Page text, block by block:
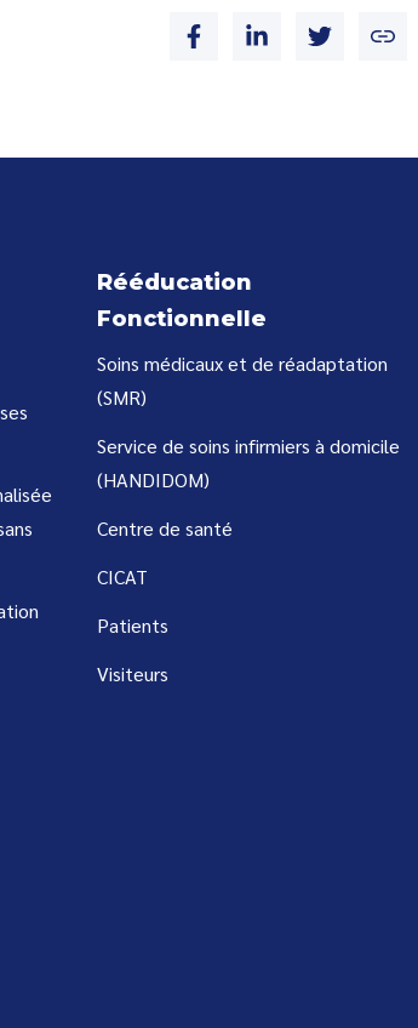
Rééducation
Fonctionnelle
Soins médicaux et de réadaptation
(SMR)
Service de soins infirmiers à domicile
(HANDIDOM)
Centre de santé
CICAT
Patients
Visiteurs